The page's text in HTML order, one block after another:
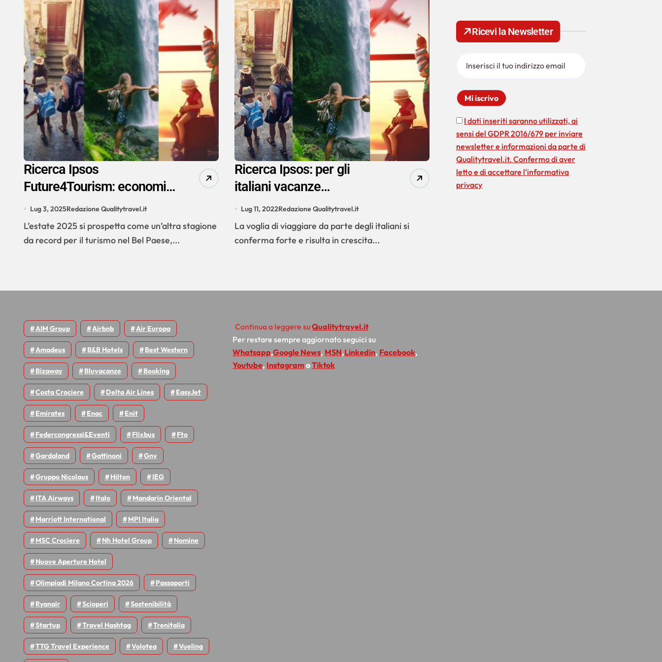
Ricerca Ipsos
Future4Tourism: economia
e demografia trasformano
la vacanza
Lug 3, 2025Redazione Qualitytravel.it
L’estate 2025 si prospetta come un’altra stagione
da record per il turismo nel Bel Paese,...
Ricerca Ipsos: per gli
italiani vacanze
irrinunciabili, ma si
contengono i costi con
l’extralberghiero
Lug 11, 2022Redazione Qualitytravel.it
La voglia di viaggiare da parte degli italiani si
conferma forte e risulta in crescita...
c
p
Ricevi la Newsletter
I dati inseriti saranno utilizzati, ai
sensi del GDPR 2016/679 per inviare
newsletter e informazioni da parte di
Qualitytravel.it. Confermo di aver
letto e di accettare l'informativa
privacy
AIM Group Airbnb Air Europa
Amadeus B&B Hotels Best Western
Bizaway Bluvacanze Booking
Costa Crociere Delta Air Lines EasyJet
Emirates Enac Enit
Federcongressi&eventi Flixbus Fto
Gardaland Gattinoni Gnv
Gruppo Nicolaus Hilton IEG
ITA Airways Italo Mandarin Oriental
Marriott International MPI Italia
MSC Crociere Nh Hotel Group Nomine
Nuove Aperture Hotel
Olimpiadi Milano Cortina 2026 Passaporti
Ryanair Scioperi Sostenibilità
Startup Travel Hashtag Trenitalia
TTG Travel Experience Volotea Vueling
Continua a leggere suQualitytravel.it
Per restare sempre aggiornato seguici su
Whatsapp,Google News, MSN,Linkedin, Facebook,
Youtube, InstagramoTiktok